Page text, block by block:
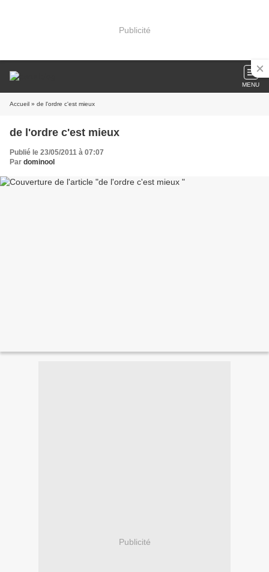
Publicité
MENU
Accueil » de l'ordre c'est mieux
de l'ordre c'est mieux
Publié le 23/05/2011 à 07:07
Par dominool
Publicité